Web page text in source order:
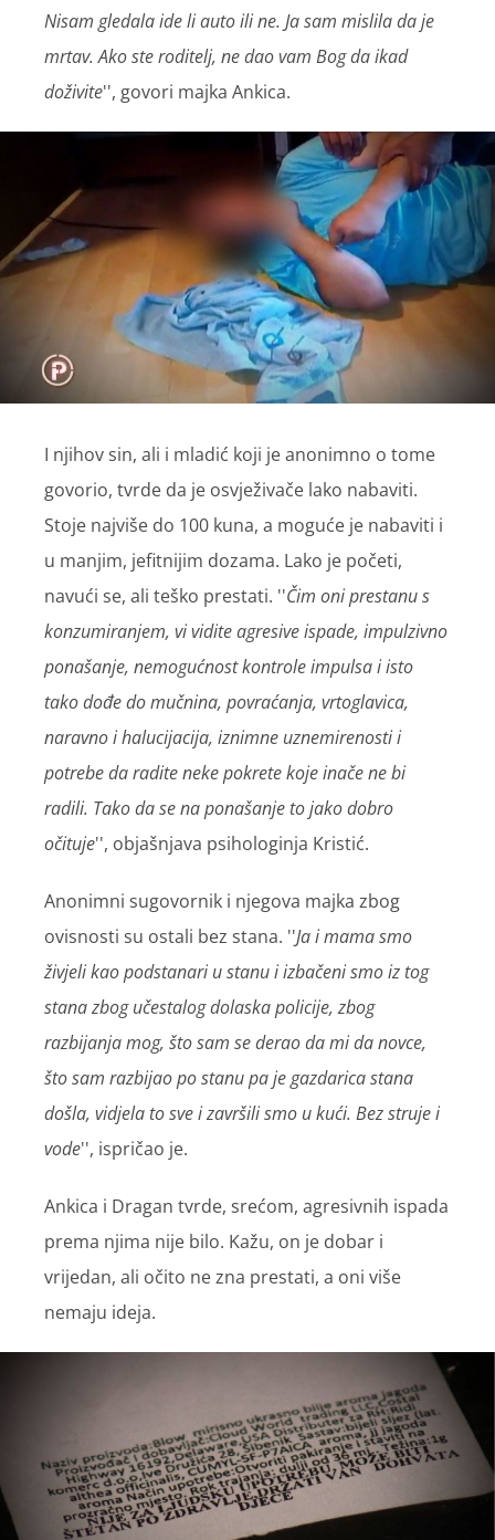
Nisam gledala ide li auto ili ne. Ja sam mislila da je
mrtav. Ako ste roditelj, ne dao vam Bog da ikad
doživite'', govori majka Ankica.
I njihov sin, ali i mladić koji je anonimno o tome
govorio, tvrde da je osvježivače lako nabaviti.
Stoje najviše do 100 kuna, a moguće je nabaviti i
u manjim, jefitnijim dozama. Lako je početi,
navući se, ali teško prestati. ''Čim oni prestanu s
konzumiranjem, vi vidite agresive ispade, impulzivno
ponašanje, nemogućnost kontrole impulsa i isto
tako dođe do mučnina, povraćanja, vrtoglavica,
naravno i halucijacija, iznimne uznemirenosti i
potrebe da radite neke pokrete koje inače ne bi
radili. Tako da se na ponašanje to jako dobro
očituje'', objašnjava psihologinja Kristić.
Anonimni sugovornik i njegova majka zbog
ovisnosti su ostali bez stana. ''Ja i mama smo
živjeli kao podstanari u stanu i izbačeni smo iz tog
stana zbog učestalog dolaska policije, zbog
razbijanja mog, što sam se derao da mi da novce,
što sam razbijao po stanu pa je gazdarica stana
došla, vidjela to sve i završili smo u kući. Bez struje i
vode'', ispričao je.
Ankica i Dragan tvrde, srećom, agresivnih ispada
prema njima nije bilo. Kažu, on je dobar i
vrijedan, ali očito ne zna prestati, a oni više
nemaju ideja.